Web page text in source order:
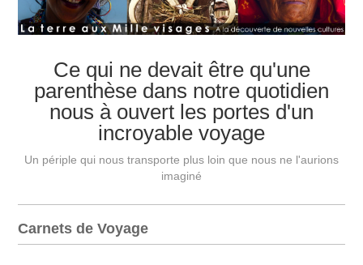
Ce qui ne devait être qu'une
parenthèse dans notre quotidien
nous à ouvert les portes d'un
incroyable voyage
Un périple qui nous transporte plus loin que nous ne l'aurions
imaginé
Carnets de Voyage